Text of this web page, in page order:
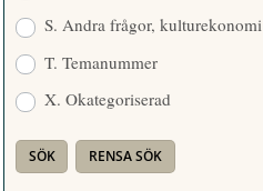
S. Andra frågor, kulturekonomi
T. Temanummer
X. Okategoriserad